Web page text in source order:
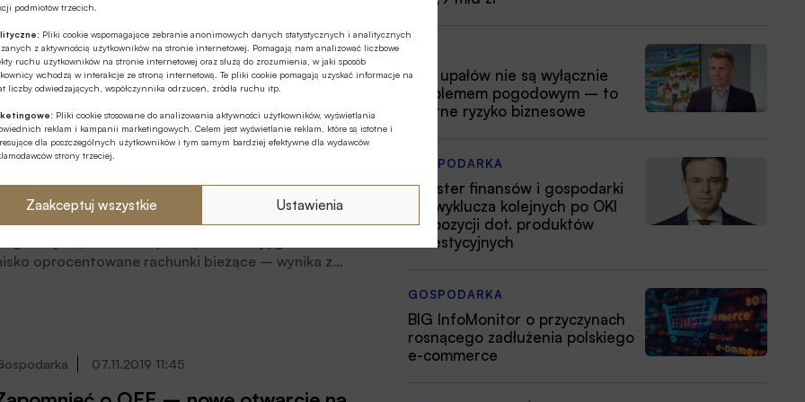
podmiotów trzecich.
Pliki cookie wspomagające zebranie anonimowych danych statystycznych i analitycznych
z aktywnością użytkowników na stronie internetowej. Pomagają nam analizować liczbowe
ruchu użytkowników na stronie internetowej oraz służą do zrozumienia, w jaki sposób
wchodzą w interakcje ze stroną internetową. Te pliki cookie pomagają uzyskać informacje na
liczby odwiedzających, współczynnika odrzuceń, źródła ruchu itp.
Pliki cookie stosowane do analizowania aktywności użytkowników, wyświetlania
reklam i kampanii marketingowych. Celem jest wyświetlanie reklam, które są istotne i
dla poszczególnych użytkowników i tym samym bardziej efektywne dla wydawców
strony trzeciej.
Zaakceptuj wszystkie Ustawienia
małych i średnich spółek oraz metali
osobiste 20.12.2019 15:21
Polaków: bogacimy się, ale
pieniądze trzymamy głównie na nisko
rachunkach
oprocentowane rachunki bieżące – wynika z
07.11.2019 11:45
Fale upałów nie są wyłącznie
problemem pogodowym – to
istotne ryzyko biznesowe
GOSPODARKA
Minister finansów i gospodarki
nie wyklucza kolejnych po OKI
propozycji dot. produktów
inwestycyjnych
GOSPODARKA
BIG InfoMonitor o przyczynach
rosnącego zadłużenia polskiego
e-commerce